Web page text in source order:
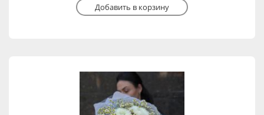
Добавить в корзину